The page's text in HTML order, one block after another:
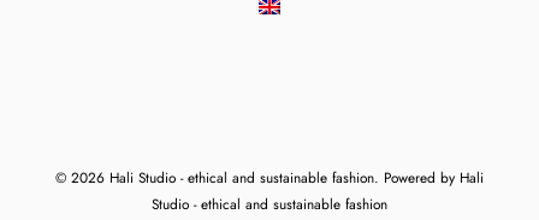
© 2026 Hali Studio - ethical and sustainable fashion. Powered by Hali
Studio - ethical and sustainable fashion